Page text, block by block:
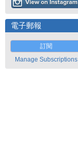
電子郵報
訂閱
Manage Subscriptions